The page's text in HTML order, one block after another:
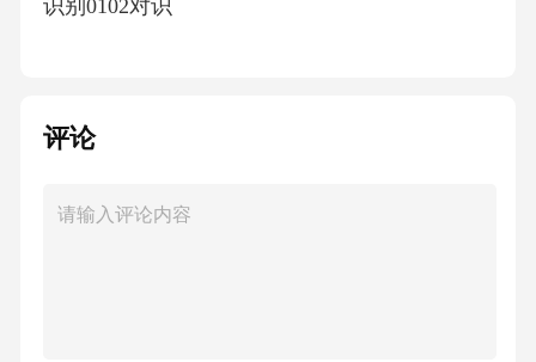
识别0102对识
评论